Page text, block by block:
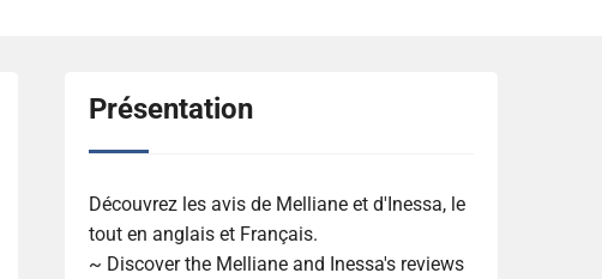
Présentation
Découvrez les avis de Melliane et d'Inessa, le
tout en anglais et Français.
~ Discover the Melliane and Inessa's reviews